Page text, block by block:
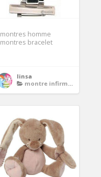
montres homme
montres bracelet
linsa
montre infirmiere